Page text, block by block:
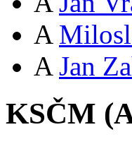
A
A Jan
KSČM (